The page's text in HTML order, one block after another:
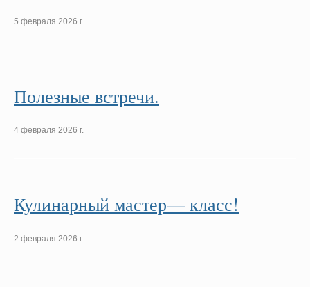
5 февраля 2026 г.
Полезные встречи.
4 февраля 2026 г.
Кулинарный мастер— класс!
2 февраля 2026 г.